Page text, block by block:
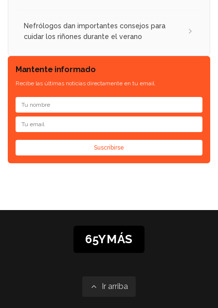
Nefrólogos dan importantes consejos para
cuidar los riñones durante el verano
Mantente informado
Recibe las últimas noticias directamente en tu email.
Suscribirse
65YMÁS
Ir arriba